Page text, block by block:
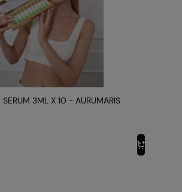
SERUM 3ML X 10 - AURUMARIS